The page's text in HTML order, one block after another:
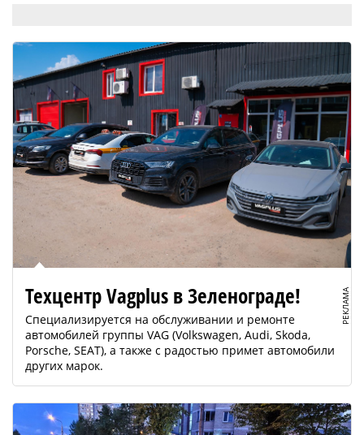
РЕКЛАМА
Техцентр Vagplus в Зеленограде!
Специализируется на обслуживании и ремонте
автомобилей группы VAG (Volkswagen, Audi, Skoda,
Porsche, SEAT), а также с радостью примет автомобили
других марок.